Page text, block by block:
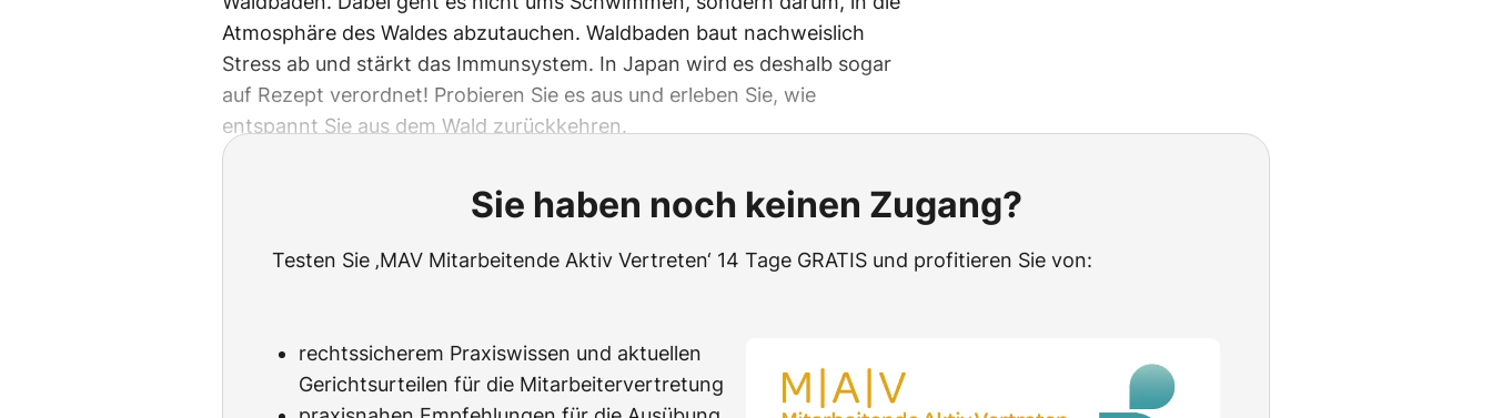
Atmosphäre des Waldes abzutauchen. Waldbaden baut nachweislich
Stress ab und stärkt das Immunsystem. In Japan wird es deshalb sogar
auf Rezept verordnet! Probieren Sie es aus und erleben Sie, wie
entspannt Sie aus dem Wald zurückkehren.
Sie haben noch keinen Zugang?
Testen Sie ‚MAV Mitarbeitende Aktiv Vertreten‘ 14 Tage GRATIS und profitieren Sie von:
rechtssicherem Praxiswissen und aktuellen
Gerichtsurteilen für die Mitarbeitervertretung